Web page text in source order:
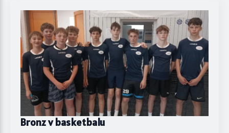
Bronz v basketbalu